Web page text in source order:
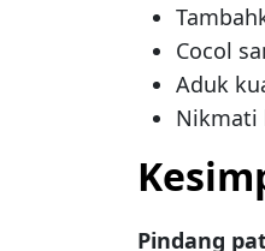
Cocol
Aduk
Nikmati
Pindang